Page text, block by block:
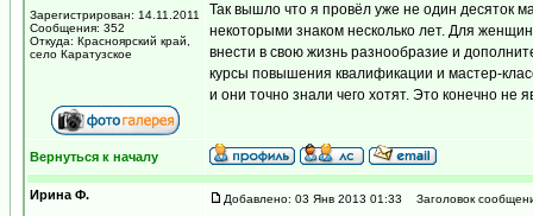
Зарегистрирован: 14.11.2011
Сообщения: 352
Откуда: Красноярский край,
село Каратузское
Так вышло что я провёл уже не один десяток
некоторыми знаком несколько лет. Для
внести в свою жизнь разнообразие и
курсы повышения квалификации и мастер-
и они точно знали чего хотят. Это конечно
Вернуться к началу
Ирина Ф. Добавлено: 03 Янв 2013 01:33 Заголовок